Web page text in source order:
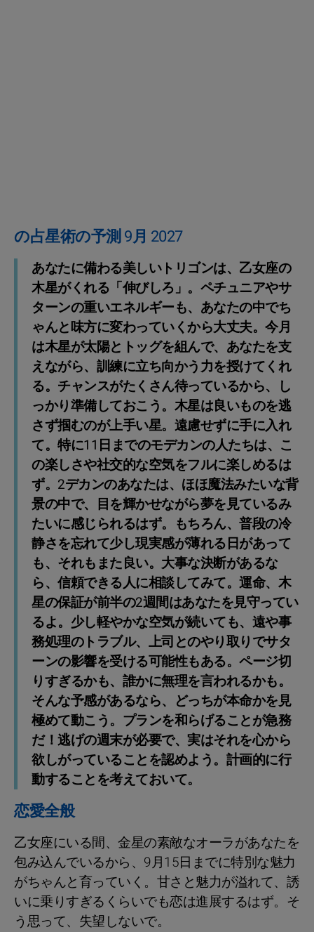
の占星術の予測 9月 2027
あなたに備わる美しいトリゴンは、乙女座の
木星がくれる「伸びしろ」。ペチュニアやサ
ターンの重いエネルギーも、あなたの中でち
ゃんと味方に変わっていくから大丈夫。今月
は木星が太陽とトッグを組んで、あなたを支
えながら、訓練に立ち向かう力を授けてくれ
る。チャンスがたくさん待っているから、し
っかり準備しておこう。木星は良いものを逃
さず掴むのが上手い星。遠慮せずに手に入れ
て。特に11日までのモデカンの人たちは、こ
の楽しさや社交的な空気をフルに楽しめるは
ず。2デカンのあなたは、ほほ魔法みたいな背
景の中で、目を輝かせながら夢を見ているみ
たいに感じられるはず。もちろん、普段の冷
静さを忘れて少し現実感が薄れる日があって
も、それもまた良い。大事な決断があるな
ら、信頼できる人に相談してみて。運命、木
星の保証が前半の2週間はあなたを見守ってい
るよ。少し軽やかな空気が続いても、遠や事
務処理のトラブル、上司とのやり取りでサタ
ーンの影響を受ける可能性もある。ページ切
りすぎるかも、誰かに無理を言われるかも。
そんな予感があるなら、どっちが本命かを見
極めて動こう。プランを和らげることが急務
だ！逃げの週末が必要で、実はそれを心から
欲しがっていることを認めよう。計画的に行
動することを考えておいて。
恋愛全般
乙女座にいる間、金星の素敵なオーラがあなたを
包み込んでいるから、9月15日までに特別な魅力
がちゃんと育っていく。甘さと魅力が溢れて、誘
いに乗りすぎるくらいでも恋は進展するはず。そ
う思って、失望しないで。